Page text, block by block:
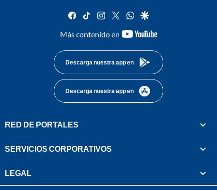
facebook
tiktok instagram
twitterwhatsapp
google
Más contenido en
youtube-
Descarga nuestra app en
Descarga nuestra app en
RED DE PORTALES
SERVICIOS CORPORATIVOS
LEGAL